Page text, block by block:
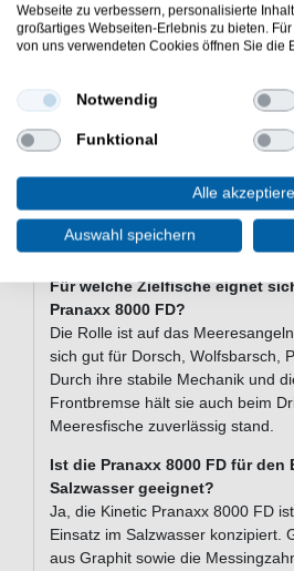
Gehäuse: Graphit
Rotor: Graphit
Oszillationszahnrad:
Griff: Aluminium-Druckguss
Einsatzbereich: Salzwasser
Häufig gestellte
Pranaxx 8000 FD
Für welche Zielfische eignet
Pranaxx 8000 FD?
Die Rolle ist auf das
sich gut für Dorsch, Wolfsbarsch,
Durch ihre stabile Mechanik und
Frontbremse hält sie auch beim
Meeresfische zuverlässig stand.
Ist die Pranaxx 8000 FD für den
Salzwasser geeignet?
Ja, die Kinetic Pranaxx 8000 FD
Einsatz im Salzwasser konzipiert.
aus Graphit sowie die
Webseite zu verbessern, personalisierte
großartiges Webseiten-Erlebnis zu bieten.
von uns verwendeten Cookies öffnen Sie die
Notwendig
Funktional
Alle
Auswahl speichern